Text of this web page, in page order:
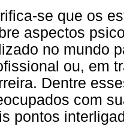
se que os
aspectos
no mundo
ou, em
Dentre
com
pontos